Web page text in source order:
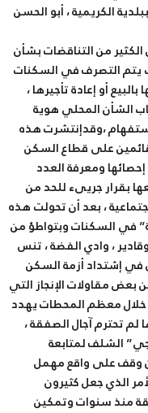
الكريمية ، أبو الحسن
من التناقضات بشأن
يتم التصرف في السكنات
أو إعادة تأجيرها ،
الشأن المحلي هوية
،وقدإنتشرت هذه
على قطاع السكن
ومعرفة العدد
بقرار جريىء للحد من
، بعد أن تحولت هذه
في السكنات وبتواطؤ من
، وادي الفضة ، تنس
إشتداد أزمة السكن
بعض مقاولات الإنجاز التي
خلال معظم المحطات يهدد
لم تحترم آجال الصفقة ،
الشلف لمتابعة
وقف على واقع مهمل
الذي جعل كثيرون
منذ سنوات وتمكين